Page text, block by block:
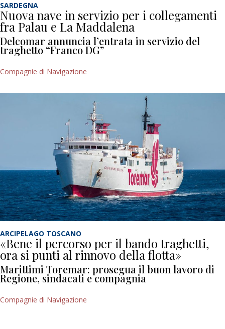
SARDEGNA
Nuova nave in servizio per i collegamenti
fra Palau e La Maddalena
Delcomar annuncia l’entrata in servizio del
traghetto “Franco DG”
Compagnie di Navigazione
ARCIPELAGO TOSCANO
«Bene il percorso per il bando traghetti,
ora si punti al rinnovo della flotta»
Marittimi Toremar: prosegua il buon lavoro di
Regione, sindacati e compagnia
Compagnie di Navigazione